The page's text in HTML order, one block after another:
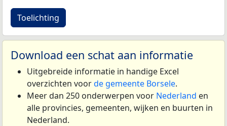
Toelichting
Download een schat aan informatie
Uitgebreide informatie in handige Excel
overzichten voorde gemeente Borsele.
Meer dan 250 onderwerpen voor Nederland en
alle provincies, gemeenten, wijken en buurten in
Nederland.